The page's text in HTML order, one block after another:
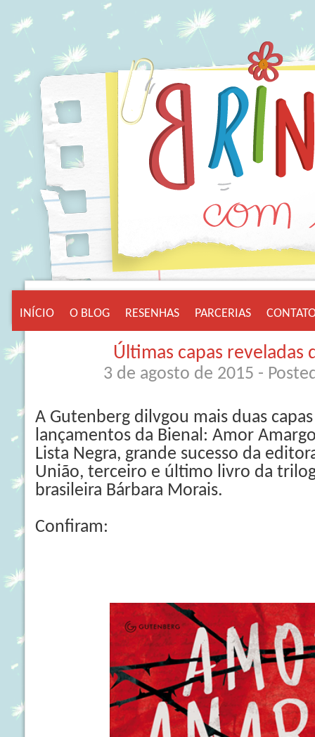
INÍCIO O BLOG RESENHAS PARCERIAS
Últimas capas reveladas
3 de agosto de 2015 -
A Gutenberg dilvgou mais duas
lançamentos da Bienal: Amor
Lista Negra, grande sucesso da
União, terceiro e último livro da
brasileira Bárbara Morais.
Confiram: